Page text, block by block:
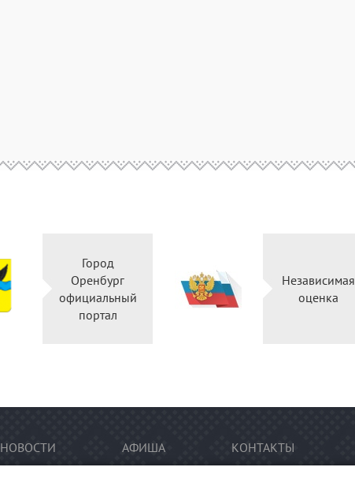
Город
Оренбург
официальный
портал
Независимая
оценка
НОВОСТИ АФИША КОНТАКТЫ